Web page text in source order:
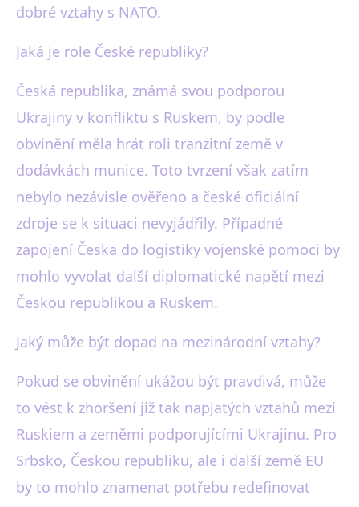
dobré vztahy s NATO.
Jaká je role České republiky?
Česká republika, známá svou podporou
Ukrajiny v konfliktu s Ruskem, by podle
obvinění měla hrát roli tranzitní země v
dodávkách munice. Toto tvrzení však zatím
nebylo nezávisle ověřeno a české oficiální
zdroje se k situaci nevyjádřily. Případné
zapojení Česka do logistiky vojenské pomoci by
mohlo vyvolat další diplomatické napětí mezi
Českou republikou a Ruskem.
Jaký může být dopad na mezinárodní vztahy?
Pokud se obvinění ukážou být pravdivá, může
to vést k zhoršení již tak napjatých vztahů mezi
Ruskiem a zeměmi podporujícími Ukrajinu. Pro
Srbsko, Českou republiku, ale i další země EU
by to mohlo znamenat potřebu redefinovat